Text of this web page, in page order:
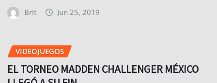
Brit Jun 25, 2019
VIDEOJUEGOS
EL TORNEO MADDEN CHALLENGER MÉXICO